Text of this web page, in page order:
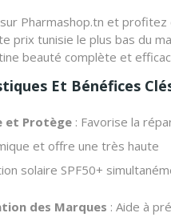
Pharmashop.tn et profitez
prix tunisie le plus bas du
beauté complète et
Et Bénéfices
et Protège : Favorise la
et offre une très haute
solaire SPF50+
des Marques : Aide à